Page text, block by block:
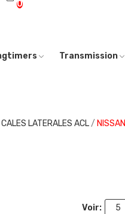
0
Transmission
CALES LATERALES ACL NISSAN
Voir: 5